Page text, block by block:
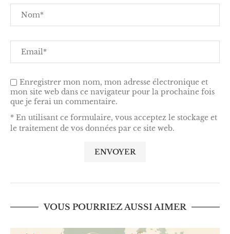
Enregistrer mon nom, mon adresse électronique et
mon site web dans ce navigateur pour la prochaine fois
que je ferai un commentaire.
* En utilisant ce formulaire, vous acceptez le stockage et
le traitement de vos données par ce site web.
VOUS POURRIEZ AUSSI AIMER